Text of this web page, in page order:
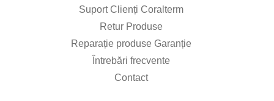
Suport Clienți Coralterm
Retur Produse
Reparație produse Garanție
Întrebări frecvente
Contact